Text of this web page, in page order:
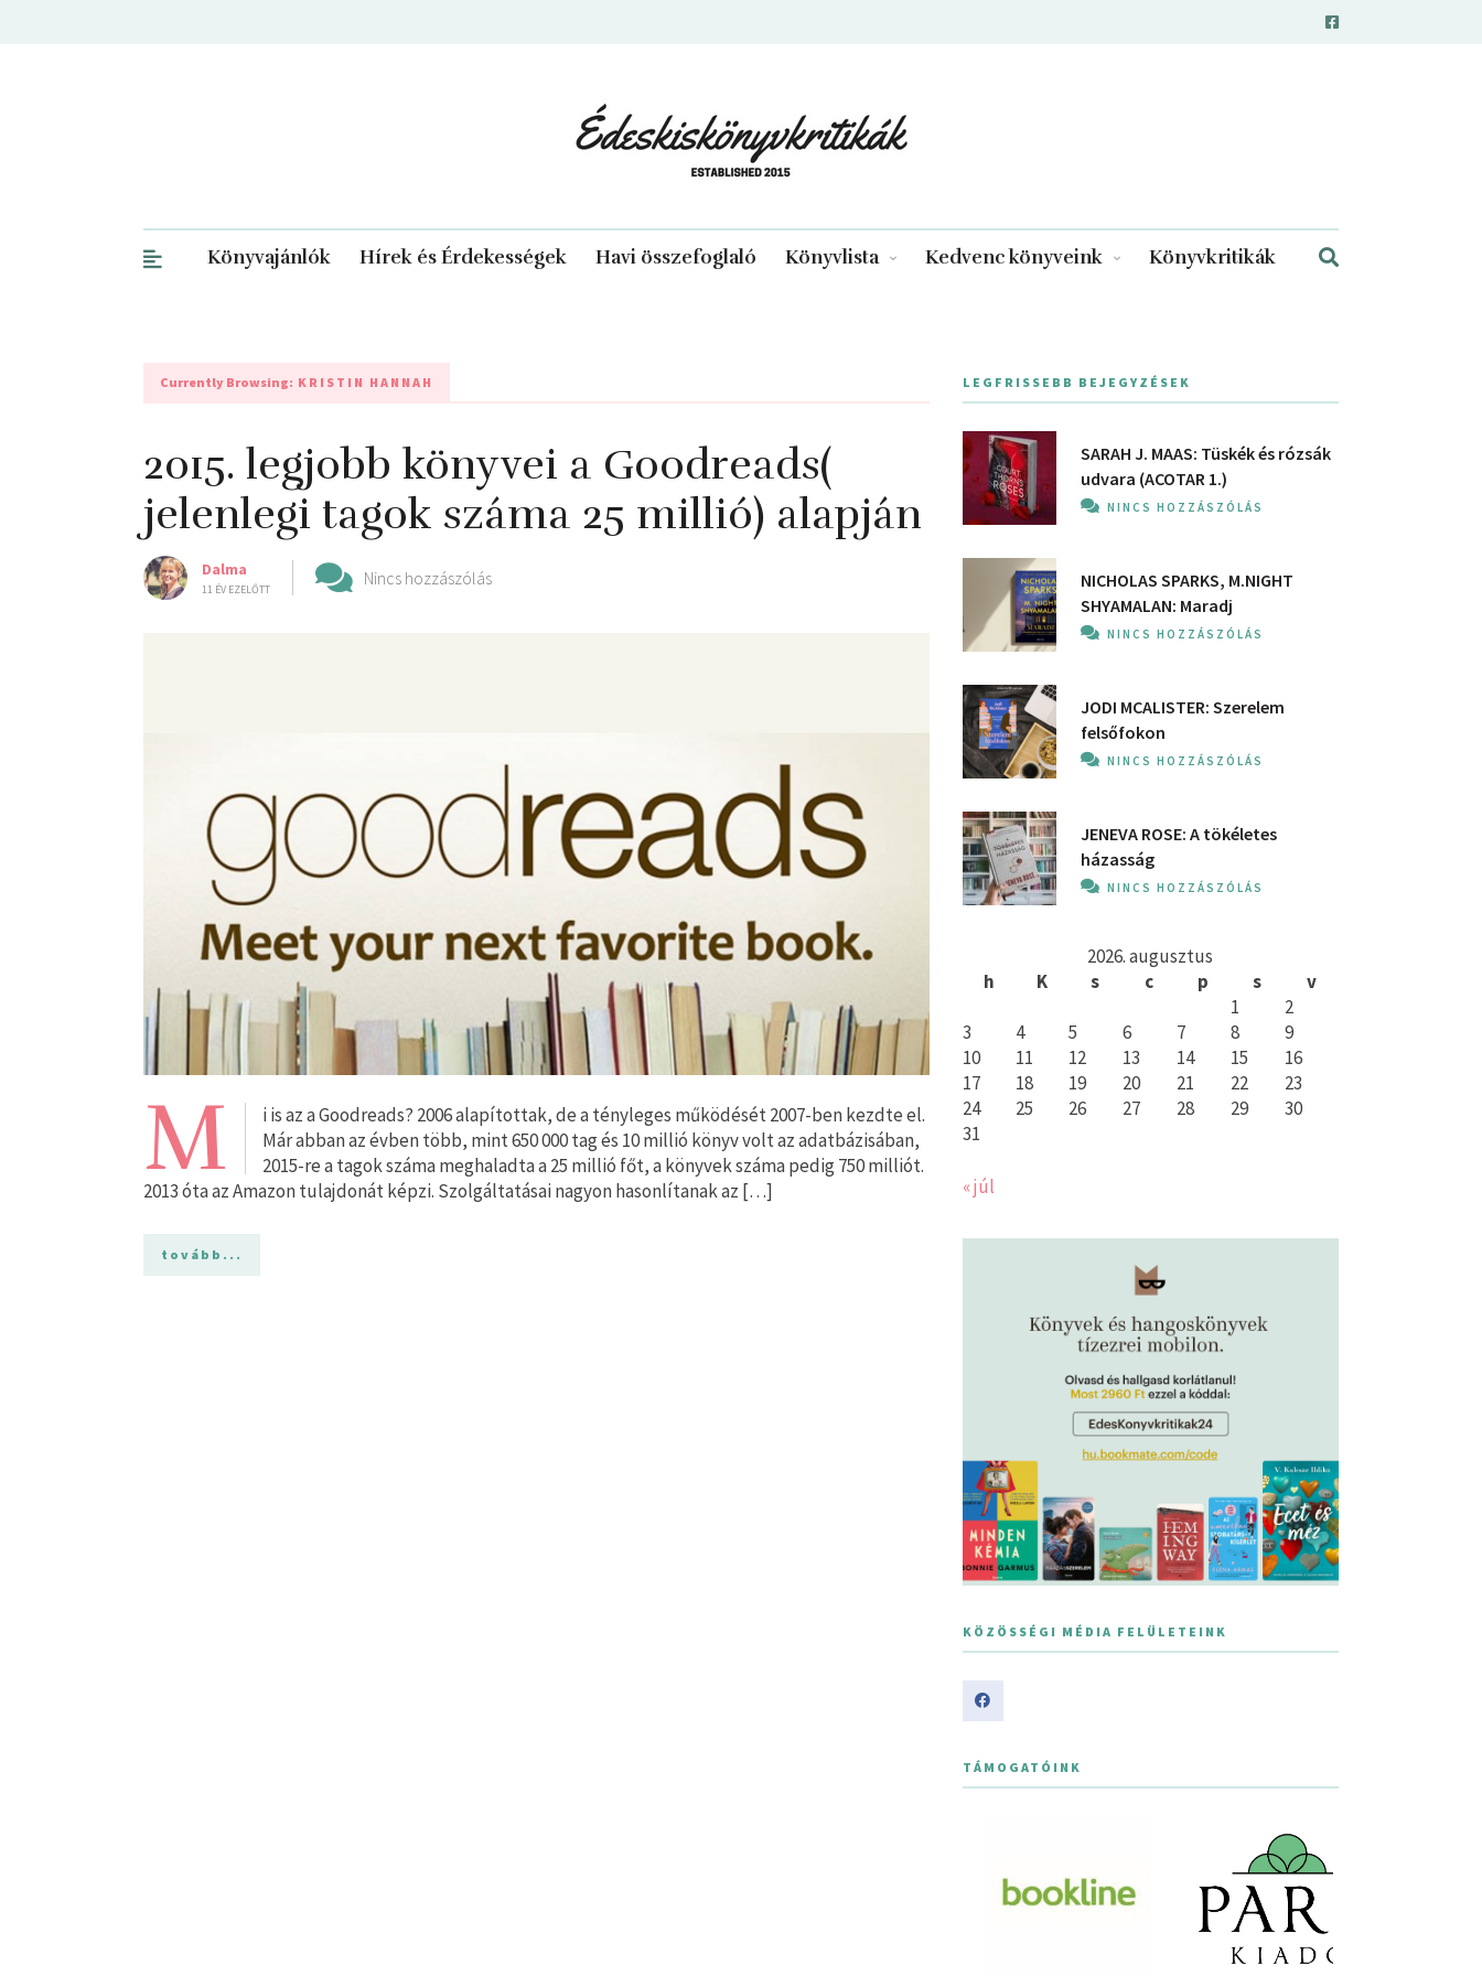
Könyvajánlók Hírek és Érdekességek Havi összefoglaló Könyvlista Kedvenc könyveink Könyvkritikák
Currently Browsing: KRISTIN HANNAH
2015. legjobb könyvei a Goodreads(
jelenlegi tagok száma 25 millió) alapján
Dalma
11 ÉV EZELŐTT
Nincs hozzászólás
M
i is az a Goodreads? 2006 alapítottak, de a tényleges működését 2007-ben kezdte el.
Már abban az évben több, mint 650 000 tag és 10 millió könyv volt az adatbázisában,
2015-re a tagok száma meghaladta a 25 millió főt, a könyvek száma pedig 750 milliót.
2013 óta az Amazon tulajdonát képzi. Szolgáltatásai nagyon hasonlítanak az […]
tovább...
LEGFRISSEBB BEJEGYZÉSEK
SARAH J. MAAS: Tüskék és rózsák
udvara (ACOTAR 1.)
NINCS HOZZÁSZÓLÁS
NICHOLAS SPARKS, M.NIGHT
SHYAMALAN: Maradj
NINCS HOZZÁSZÓLÁS
JODI MCALISTER: Szerelem
felsőfokon
NINCS HOZZÁSZÓLÁS
JENEVA ROSE: A ​tökéletes
házasság
NINCS HOZZÁSZÓLÁS
2026. augusztus
h
K s c p s
v
1
2
3
4 5 6 7 8
9
10
11 12 13 14 15
16
17
18 19 20 21 22
23
24
25 26 27 28 29
30
31
« júl
KÖZÖSSÉGI MÉDIA FELÜLETEINK
TÁMOGATÓINK